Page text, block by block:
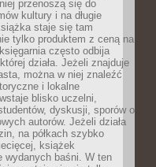
przenoszą się do
kultury i na długie
staje się tam
tylko produktem z ceną na
często odbija
działa. Jeżeli znajduje
można w niej znaleźć
i lokalne
blisko uczelni,
dyskusji, sporów o
autorów. Jeżeli działa
na półkach szybko
książek
wydanych baśni. W ten